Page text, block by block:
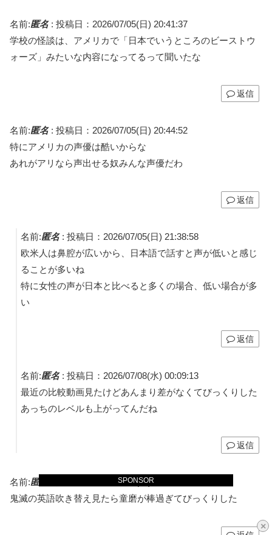
×
SPONSOR
名前:匿名: 投稿日：2026/07/05(日) 20:41:37
学校の怪談は、アメリカで「日本でいうところのビーストウ
ォーズ」みたいな内容になってるって聞いたな
返信
名前:匿名: 投稿日：2026/07/05(日) 20:44:52
特にアメリカの声優は酷いからな
あれがアリなら声出せる奴みんな声優だわ
返信
名前:匿名: 投稿日：2026/07/05(日) 21:38:58
欧米人は鼻腔が広いから、日本語で話すと声が低いと感じ
ることが多いね
特に女性の声が日本と比べると多くの場合、低い場合が多
い
返信
名前:匿名: 投稿日：2026/07/08(水) 00:09:13
最近の比較動画見たけどあんまり差がなくてびっくりした
あっちのレベルも上がってんだね
返信
名前:匿名
投稿日：2026/07/05(日) 20:46:20
鬼滅の英語吹き替え見たら童磨が棒過ぎてびっくりした